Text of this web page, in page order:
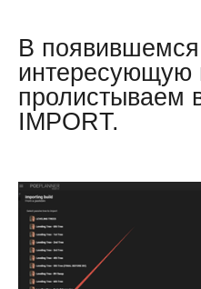
В
интересующую
пролистываем
IMPORT.